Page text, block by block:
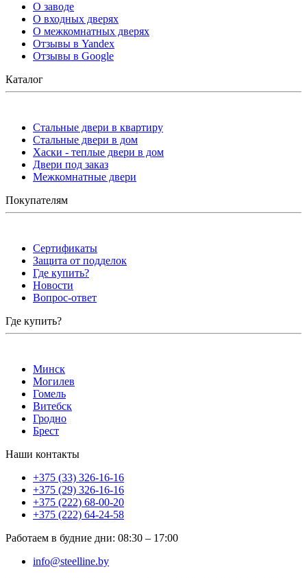
О заводе
О входных дверях
О межкомнатных дверях
Отзывы в Yandex
Отзывы в Google
Каталог
Стальные двери в квартиру
Стальные двери в дом
Хаски - теплые двери в дом
Двери под заказ
Межкомнатные двери
Покупателям
Сертификаты
Защита от подделок
Где купить?
Новости
Вопрос-ответ
Где купить?
Минск
Могилев
Гомель
Витебск
Гродно
Брест
Наши контакты
+375 (33) 326-16-16
+375 (29) 326-16-16
+375 (222) 68-00-20
+375 (222) 64-24-58
Работаем в будние дни: 08:30 – 17:00
info@steelline.by